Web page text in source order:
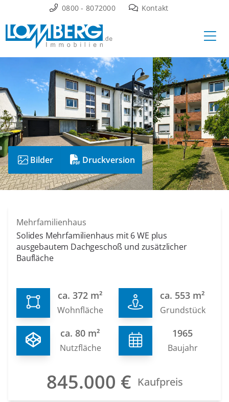
Inhalt
springen
0800 - 8072000 Kontakt
Bilder Druckversion
Mehrfamilienhaus
Solides Mehrfamilienhaus mit 6 WE plus
ausgebautem Dachgeschoß und zusätzlicher
Baufläche
ca. 372 m²
Wohnfläche
ca. 553 m²
Grundstück
ca. 80 m²
Nutzfläche
1965
Baujahr
845.000 € Kaufpreis